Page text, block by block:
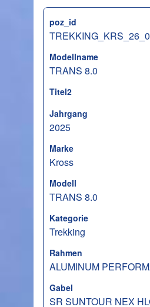
poz_id
Modellname
TRANS 8.0
Titel2
Jahrgang
2025
Marke
Kross
Modell
TRANS 8.0
Kategorie
Trekking
Rahmen
ALUMINUM
Gabel
SR SUNTOUR NEX